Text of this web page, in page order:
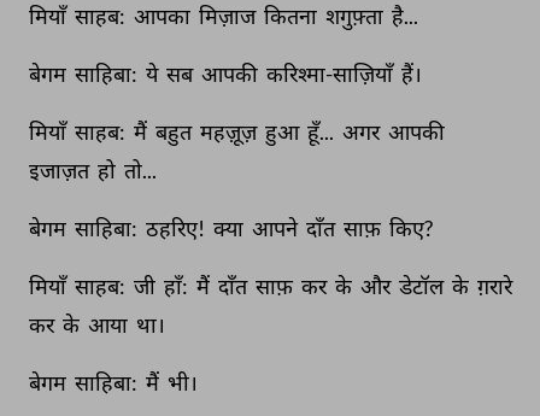
मियाँ साहब: आपका मिज़ाज कितना शगुफ़्ता है...
बेगम साहिबा: ये सब आपकी करिश्मा-साज़ियाँ हैं।
मियाँ साहब: मैं बहुत महज़ूज़ हुआ हूँ... अगर आपकी
इजाज़त हो तो...
बेगम साहिबा: ठहरिए! क्या आपने दाँत साफ़ किए?
मियाँ साहब: जी हाँ: मैं दाँत साफ़ कर के और डेटॉल के ग़रारे
कर के आया था।
बेगम साहिबा: मैं भी।